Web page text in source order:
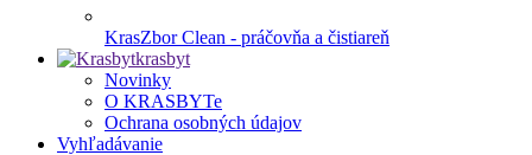
KrasZbor Clean - práčovňa a čistiareň
krasbyt
Novinky
O KRASBYTe
Ochrana osobných údajov
Vyhľadávanie